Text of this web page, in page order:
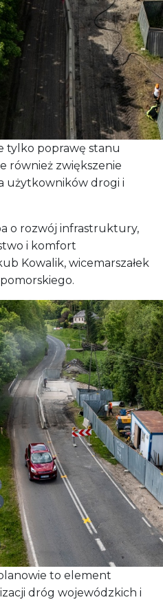
tylko poprawę stanu
również zwiększenie
użytkowników drogi i
o rozwój infrastruktury,
i komfort
Kowalik, wicemarszałek
to element
dróg wojewódzkich i